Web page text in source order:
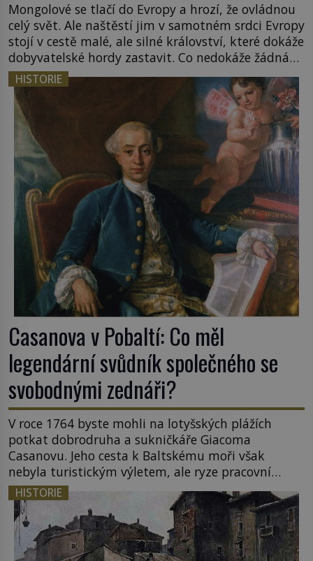
Mongolové se tlačí do Evropy a hrozí, že ovládnou
celý svět. Ale naštěstí jim v samotném srdci Evropy
stojí v cestě malé, ale silné království, které dokáže
dobyvatelské hordy zastavit. Co nedokáže žádná
z asijských říší, co nedokážou Němci – to dokáže
český král. Nebo že by ne? Mongolové od roku 1223
postupují podél Kaspického a Azovského moře, […]
HISTORIE
Casanova v Pobaltí: Co měl
legendární svůdník společného se
svobodnými zednáři?
V roce 1764 byste mohli na lotyšských plážích
potkat dobrodruha a sukničkáře Giacoma
Casanovu. Jeho cesta k Baltskému moři však
nebyla turistickým výletem, ale ryze pracovní
cestou se zištnými úmysly. Jaký cíl Casanova
sledoval, když se například procházel uličkami
lotyšské Rigy? Casanova v Pobaltí kontaktoval
tamní zednářské lóže. Nebyl v této oblasti žádným
nováčkem, protože do zednářské […]
HISTORIE